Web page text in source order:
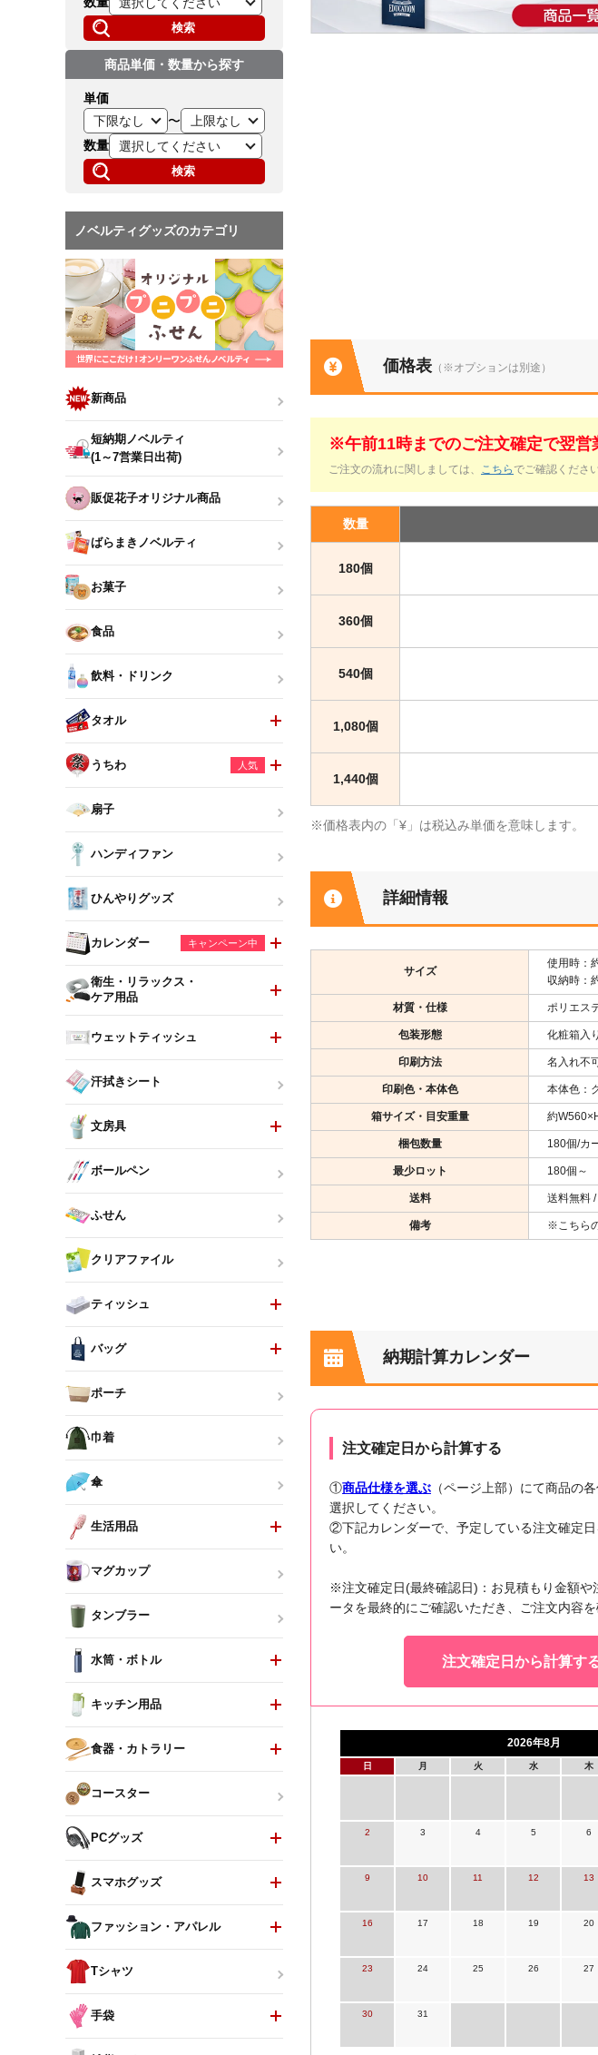
価格表 （※オプションは別途）
※午前11時までのご注文確定で翌営
ご注文の流れに関しましては、 こちら でご確認ください
数量
180個
360個
540個
1,080個
1,440個
※価格表内の「¥」は税込み単価を意味します。
詳細情報
サイズ
使用時：
収納時：
材質・仕様 ポリエス
包装形態 化粧箱入り
印刷方法 名入れ不
印刷色・本体色 本体色：
箱サイズ・目安重量 約
梱包数量 180個/カ
最少ロット 180個～
送料 送料無料
備考 ※こちら
納期計算カレンダー
注文確定日から計算する
①商品仕様を選ぶ （ページ上部）にて商品の
選択してください。
②下記カレンダーで、予定している注文確定日
い。
※注文確定日(最終確認日)：お見積もり金額や
ータを最終的にご確認いただき、ご注文内容を
注文確定日から計算す
2026年8月
日 月 火 水 木
2 3 4 5 6
9 10 11 12 13
16 17 18 19 20
23 24 25 26 27
30 31
検索
商品単価・数量から探す
単価
〜
数量
検索
ノベルティグッズのカテゴリ
新商品
短納期ノベルティ
(1～7営業日出荷)
販促花子オリジナル商品
ばらまきノベルティ
お菓子
食品
飲料・ドリンク
タオル
うちわ 人気
扇子
ハンディファン
ひんやりグッズ
カレンダー キャンペーン中
衛生・リラックス・
ケア用品
ウェットティッシュ
汗拭きシート
文房具
ボールペン
ふせん
クリアファイル
ティッシュ
バッグ
ポーチ
巾着
傘
生活用品
マグカップ
タンブラー
水筒・ボトル
キッチン用品
食器・カトラリー
コースター
PCグッズ
スマホグッズ
ファッション・アパレル
Tシャツ
手袋